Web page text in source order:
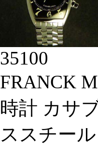
35100
FRANCK
時計 カサ
ススチー